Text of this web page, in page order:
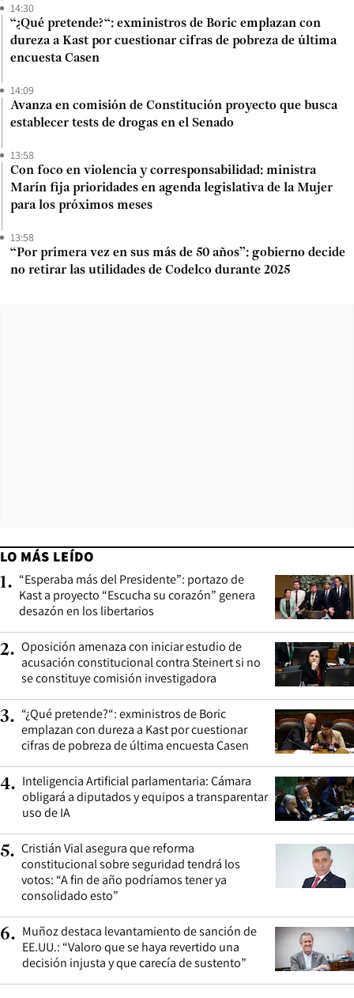
14:30
“¿Qué pretende?“: exministros de Boric emplazan con
dureza a Kast por cuestionar cifras de pobreza de última
encuesta Casen
14:09
Avanza en comisión de Constitución proyecto que busca
establecer tests de drogas en el Senado
13:58
Con foco en violencia y corresponsabilidad: ministra
Marín fija prioridades en agenda legislativa de la Mujer
para los próximos meses
13:58
“Por primera vez en sus más de 50 años”: gobierno decide
no retirar las utilidades de Codelco durante 2025
LO MÁS LEÍDO
1. “Esperaba más del Presidente”: portazo de
Kast a proyecto “Escucha su corazón” genera
desazón en los libertarios
2. Oposición amenaza con iniciar estudio de
acusación constitucional contra Steinert si no
se constituye comisión investigadora
3. “¿Qué pretende?“: exministros de Boric
emplazan con dureza a Kast por cuestionar
cifras de pobreza de última encuesta Casen
4. Inteligencia Artificial parlamentaria: Cámara
obligará a diputados y equipos a transparentar
uso de IA
5. Cristián Vial asegura que reforma
constitucional sobre seguridad tendrá los
votos: “A fin de año podríamos tener ya
consolidado esto”
6. Muñoz destaca levantamiento de sanción de
EE.UU.: “Valoro que se haya revertido una
decisión injusta y que carecía de sustento”